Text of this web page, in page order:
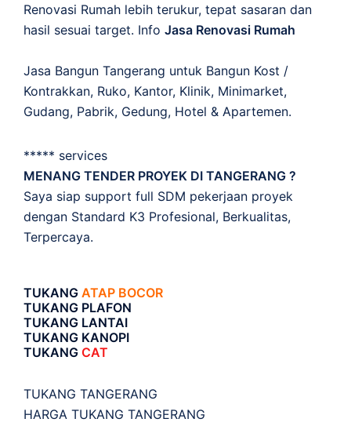
Renovasi Rumah lebih terukur, tepat sasaran dan
hasil sesuai target. Info Jasa Renovasi Rumah
Jasa Bangun Tangerang untuk Bangun Kost /
Kontrakkan, Ruko, Kantor, Klinik, Minimarket,
Gudang, Pabrik, Gedung, Hotel & Apartemen.
***** services
MENANG TENDER PROYEK DI TANGERANG ?
Saya siap support full SDM pekerjaan proyek
dengan Standard K3 Profesional, Berkualitas,
Terpercaya.
TUKANG ATAP BOCOR
TUKANG PLAFON
TUKANG LANTAI
TUKANG KANOPI
TUKANG CAT
TUKANG TANGERANG
HARGA TUKANG TANGERANG